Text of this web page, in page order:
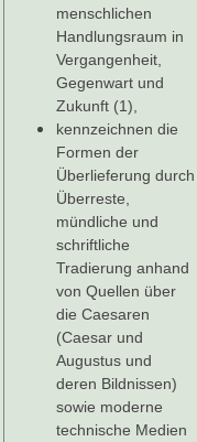
menschlichen
Handlungsraum in
Vergangenheit,
Gegenwart und
Zukunft (1),
kennzeichnen die
Formen der
Überlieferung durch
Überreste,
mündliche und
schriftliche
Tradierung anhand
von Quellen über
die Caesaren
(Caesar und
Augustus und
deren Bildnissen)
sowie moderne
technische Medien